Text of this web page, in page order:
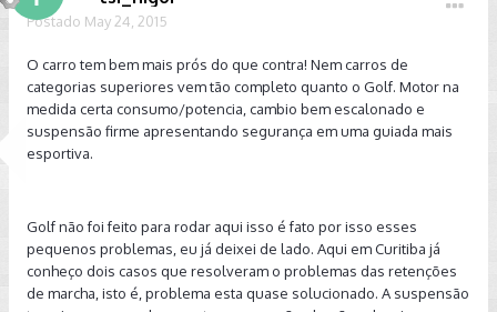
Postado May 24, 2015
O carro tem bem mais prós do que contra! Nem carros de
categorias superiores vem tão completo quanto o Golf. Motor na
medida certa consumo/potencia, cambio bem escalonado e
suspensão firme apresentando segurança em uma guiada mais
esportiva.
Golf não foi feito para rodar aqui isso é fato por isso esses
pequenos problemas, eu já deixei de lado. Aqui em Curitiba já
conheço dois casos que resolveram o problemas das retenções
de marcha, isto é, problema esta quase solucionado. A suspensão